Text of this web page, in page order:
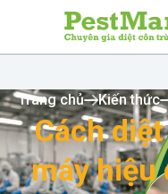
Trang chủ Kiến thức
Cách
máy hiệu